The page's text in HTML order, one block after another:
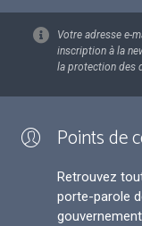
Votre adresse e-
inscription à la
la protection des
Points de
Retrouvez
porte-parole